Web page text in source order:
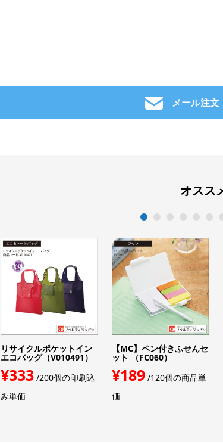
メール注文
オスス
リサイクルポケットイン
エコバッグ（V010491）
¥333 /200個の印刷込
み単価
【MC】ペン付きふせんセ
ット （FC060）
¥189/120個の商品単
価
1 2 3 4 5 6